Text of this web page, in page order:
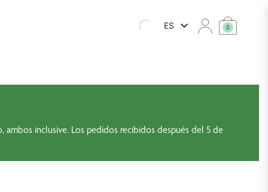
ES 0
ambos inclusive. Los pedidos recibidos después del 5 de